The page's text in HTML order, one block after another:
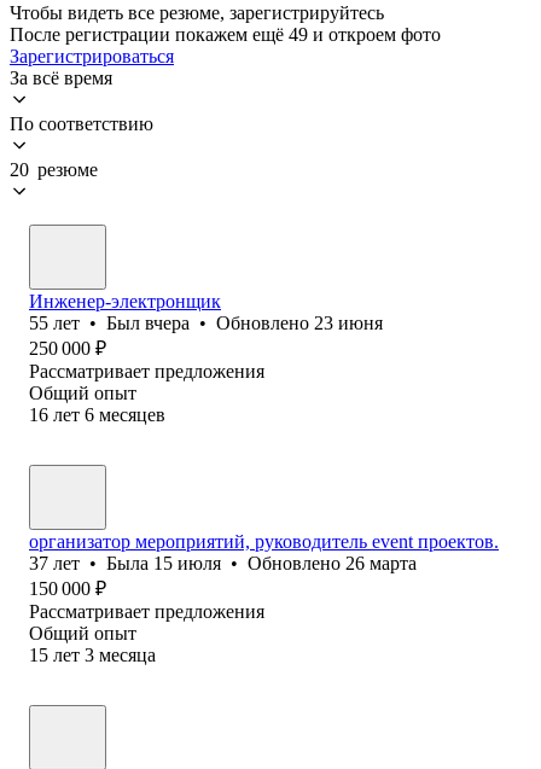
Чтобы видеть все резюме, зарегистрируйтесь
После регистрации покажем ещё 49 и откроем фото
Зарегистрироваться
За всё время
По соответствию
20 резюме
Инженер-электронщик
55 лет • Был вчера • Обновлено 23 июня
250 000 ₽
Рассматривает предложения
Общий опыт
16 лет 6 месяцев
организатор мероприятий, руководитель event проектов.
37 лет • Была 15 июля • Обновлено 26 марта
150 000 ₽
Рассматривает предложения
Общий опыт
15 лет 3 месяца